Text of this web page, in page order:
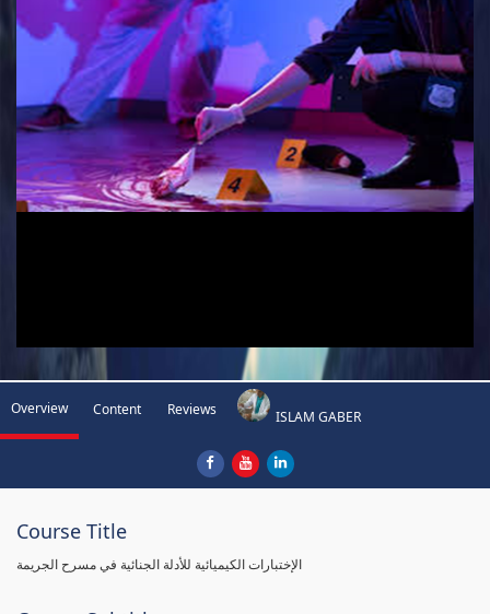
Overview Content Reviews ISLAM GABER
Course Title
الإختبارات الكيميائية للأدلة الجنائية في مسرح الجريمة